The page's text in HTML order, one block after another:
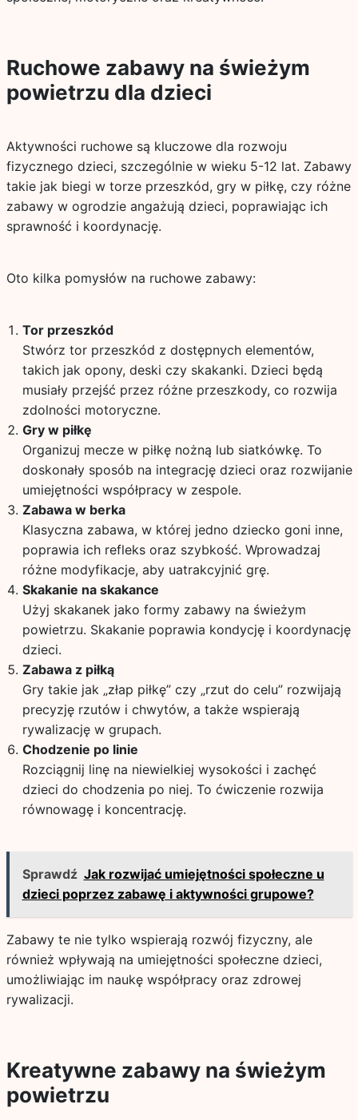
Ruchowe zabawy na świeżym
powietrzu dla dzieci
Aktywności ruchowe są kluczowe dla rozwoju
fizycznego dzieci, szczególnie w wieku 5-12 lat. Zabawy
takie jak biegi w torze przeszkód, gry w piłkę, czy różne
zabawy w ogrodzie angażują dzieci, poprawiając ich
sprawność i koordynację.
Oto kilka pomysłów na ruchowe zabawy:
Tor przeszkód
Stwórz tor przeszkód z dostępnych elementów,
takich jak opony, deski czy skakanki. Dzieci będą
musiały przejść przez różne przeszkody, co rozwija
zdolności motoryczne.
Gry w piłkę
Organizuj mecze w piłkę nożną lub siatkówkę. To
doskonały sposób na integrację dzieci oraz rozwijanie
umiejętności współpracy w zespole.
Zabawa w berka
Klasyczna zabawa, w której jedno dziecko goni inne,
poprawia ich refleks oraz szybkość. Wprowadzaj
różne modyfikacje, aby uatrakcyjnić grę.
Skakanie na skakance
Użyj skakanek jako formy zabawy na świeżym
powietrzu. Skakanie poprawia kondycję i koordynację
dzieci.
Zabawa z piłką
Gry takie jak „złap piłkę” czy „rzut do celu” rozwijają
precyzję rzutów i chwytów, a także wspierają
rywalizację w grupach.
Chodzenie po linie
Rozciągnij linę na niewielkiej wysokości i zachęć
dzieci do chodzenia po niej. To ćwiczenie rozwija
równowagę i koncentrację.
Sprawdź Jak rozwijać umiejętności społeczne u
dzieci poprzez zabawę i aktywności grupowe?
Zabawy te nie tylko wspierają rozwój fizyczny, ale
również wpływają na umiejętności społeczne dzieci,
umożliwiając im naukę współpracy oraz zdrowej
rywalizacji.
Kreatywne zabawy na świeżym
powietrzu